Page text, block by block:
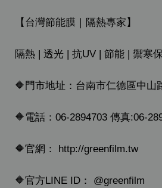
【台灣節能膜｜隔熱專家】
隔熱 | 透光 | 抗UV | 節能 | 禦寒
🔶門市地址：台南市仁德區中山
🔶電話：06-2894703 傳真:06-
🔶官網： http://greenfilm.tw
🔶官方LINE ID： @greenfilm